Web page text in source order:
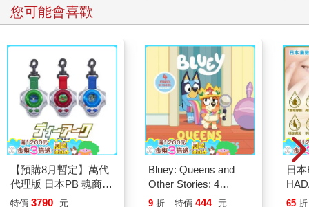
您可能會喜歡
【預購8月暫定】萬代
代理版 日本PB 魂商店
限定 數碼寶貝 D-ARK
特價 3790 元
Bluey: Queens and
Other Stories: 4
Stories in 1 Book.
9 折 特價 444 元
日
金
65 折